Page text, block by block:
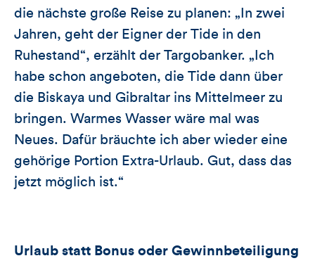
die nächste große Reise zu planen: „In zwei
Jahren, geht der Eigner der Tide in den
Ruhestand“, erzählt der Targobanker. „Ich
habe schon angeboten, die Tide dann über
die Biskaya und Gibraltar ins Mittelmeer zu
bringen. Warmes Wasser wäre mal was
Neues. Dafür bräuchte ich aber wieder eine
gehörige Portion Extra-Urlaub. Gut, dass das
jetzt möglich ist.“
Urlaub statt Bonus oder Gewinnbeteiligung